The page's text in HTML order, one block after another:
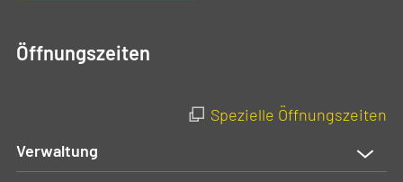
Öffnungszeiten
Spezielle Öffnungszeiten
Verwaltung